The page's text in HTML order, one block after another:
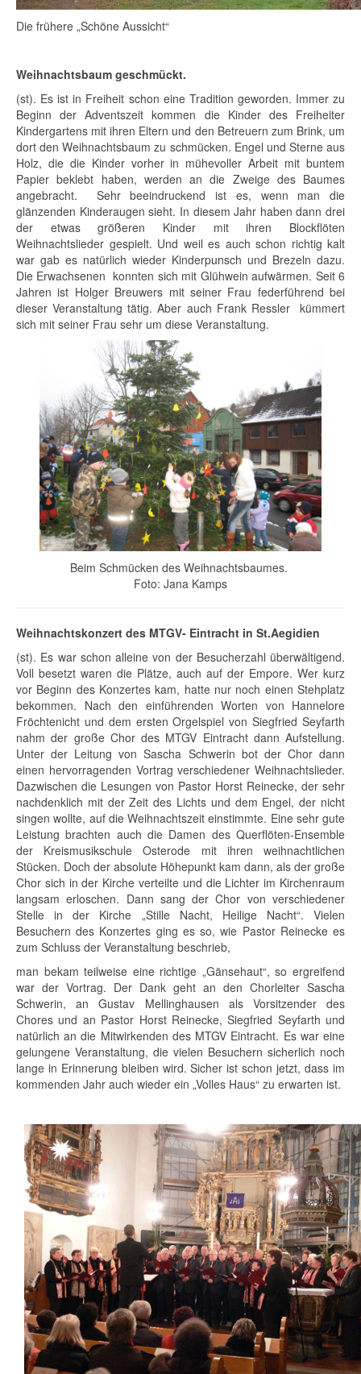
Die frühere „Schöne Aussicht“
Weihnachtsbaum geschmückt.
(st). Es ist in Freiheit schon eine Tradition geworden. Immer zu
Beginn der Adventszeit kommen die Kinder des Freiheiter
Kindergartens mit ihren Eltern und den Betreuern zum Brink, um
dort den Weihnachtsbaum zu schmücken. Engel und Sterne aus
Holz, die die Kinder vorher in mühevoller Arbeit mit buntem
Papier beklebt haben, werden an die Zweige des Baumes
angebracht. Sehr beeindruckend ist es, wenn man die
glänzenden Kinderaugen sieht. In diesem Jahr haben dann drei
der etwas größeren Kinder mit ihren Blockflöten
Weihnachtslieder gespielt. Und weil es auch schon richtig kalt
war gab es natürlich wieder Kinderpunsch und Brezeln dazu.
Die Erwachsenen konnten sich mit Glühwein aufwärmen. Seit 6
Jahren ist Holger Breuwers mit seiner Frau federführend bei
dieser Veranstaltung tätig. Aber auch Frank Ressler kümmert
sich mit seiner Frau sehr um diese Veranstaltung.
Beim Schmücken des Weihnachtsbaumes.
Foto: Jana Kamps
Weihnachtskonzert des MTGV- Eintracht in St.Aegidien
(st). Es war schon alleine von der Besucherzahl überwältigend.
Voll besetzt waren die Plätze, auch auf der Empore. Wer kurz
vor Beginn des Konzertes kam, hatte nur noch einen Stehplatz
bekommen. Nach den einführenden Worten von Hannelore
Fröchtenicht und dem ersten Orgelspiel von Siegfried Seyfarth
nahm der große Chor des MTGV Eintracht dann Aufstellung.
Unter der Leitung von Sascha Schwerin bot der Chor dann
einen hervorragenden Vortrag verschiedener Weihnachtslieder.
Dazwischen die Lesungen von Pastor Horst Reinecke, der sehr
nachdenklich mit der Zeit des Lichts und dem Engel, der nicht
singen wollte, auf die Weihnachtszeit einstimmte. Eine sehr gute
Leistung brachten auch die Damen des Querflöten-Ensemble
der Kreismusikschule Osterode mit ihren weihnachtlichen
Stücken. Doch der absolute Höhepunkt kam dann, als der große
Chor sich in der Kirche verteilte und die Lichter im Kirchenraum
langsam erloschen. Dann sang der Chor von verschiedener
Stelle in der Kirche „Stille Nacht, Heilige Nacht“. Vielen
Besuchern des Konzertes ging es so, wie Pastor Reinecke es
zum Schluss der Veranstaltung beschrieb,
man bekam teilweise eine richtige „Gänsehaut“, so ergreifend
war der Vortrag. Der Dank geht an den Chorleiter Sascha
Schwerin, an Gustav Mellinghausen als Vorsitzender des
Chores und an Pastor Horst Reinecke, Siegfried Seyfarth und
natürlich an die Mitwirkenden des MTGV Eintracht. Es war eine
gelungene Veranstaltung, die vielen Besuchern sicherlich noch
lange in Erinnerung bleiben wird. Sicher ist schon jetzt, dass im
kommenden Jahr auch wieder ein „Volles Haus“ zu erwarten ist.